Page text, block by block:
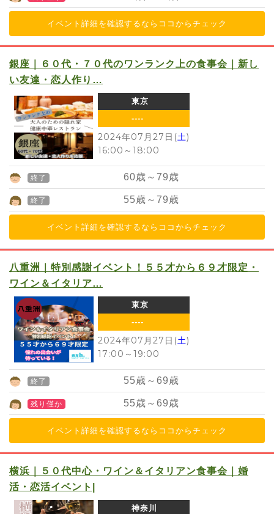
イベント詳細を確認するならココからチェック
銀座｜６０代・７０代のワンランク上の食事会｜新し
い友達・恋人作り…
東京
----
2024年07月27日(土)
16:00 ～ 18:00
終了 60歳～79歳
終了 55歳～79歳
イベント詳細を確認するならココからチェック
八重洲｜特別感謝イベント！５５才から６９才限定・
ワイン＆イタリア…
東京
----
2024年07月27日(土)
17:00 ～ 19:00
終了 55歳～69歳
残り僅か 55歳～69歳
イベント詳細を確認するならココからチェック
横浜｜５０代中心・ワイン＆イタリアン食事会｜婚
活・恋活イベント|
神奈川